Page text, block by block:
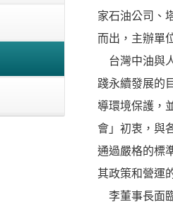
家石油公司、
而出，主辦單
台灣中油與
踐永續發展的
導環境保護，
會」初衷，與
通過嚴格的標
其政策和營運
李董事長面